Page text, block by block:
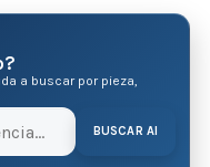
a buscar por pieza,
BUSCAR AI